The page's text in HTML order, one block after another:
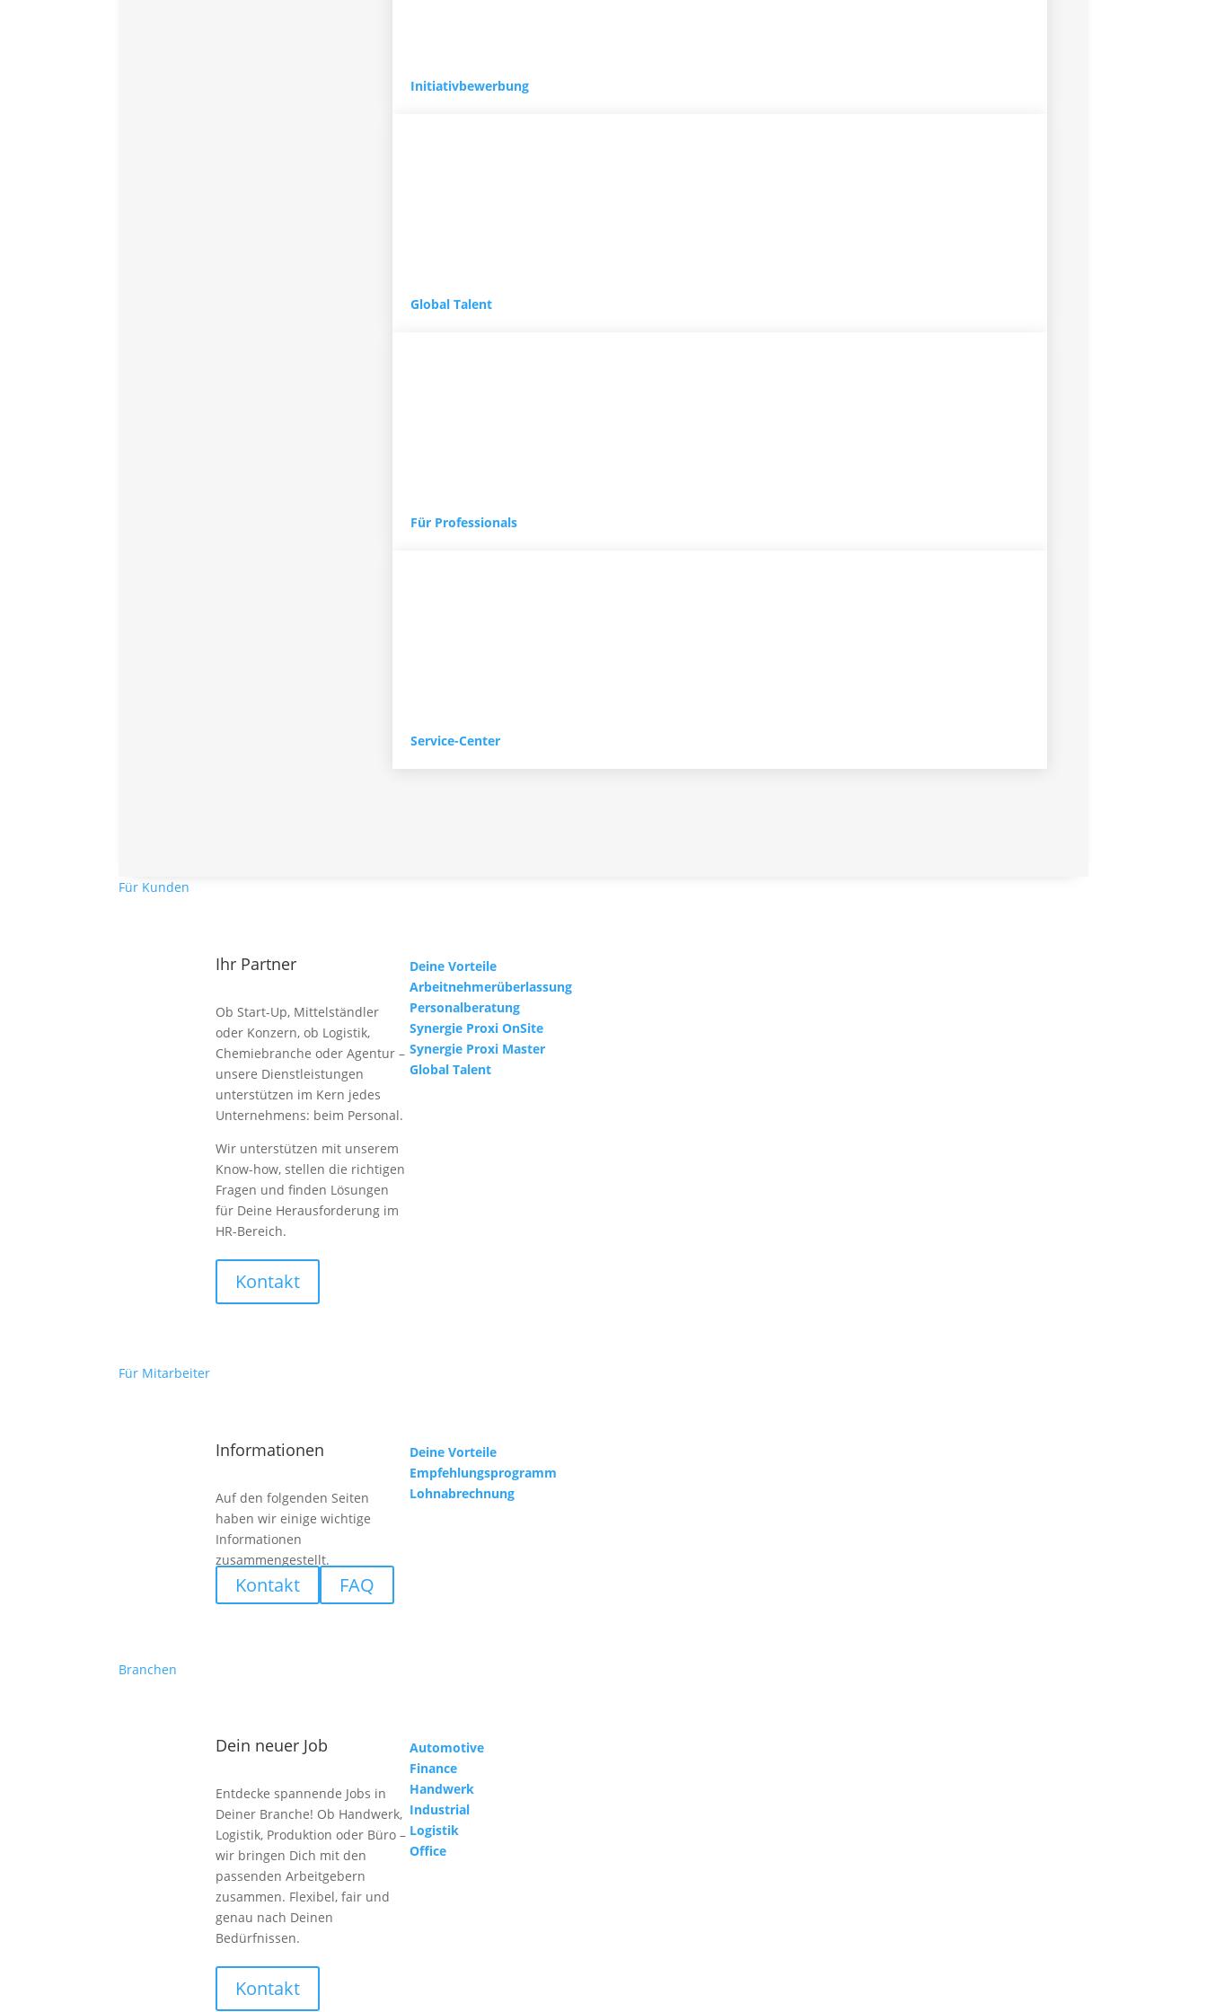
Initiativbewerbung
Global Talent
Für Professionals
Service-Center
Für Kunden
Ihr Partner
Ob Start-Up, Mittelständler
oder Konzern, ob Logistik,
Chemiebranche oder Agentur –
unsere Dienstleistungen
unterstützen im Kern jedes
Unternehmens: beim Personal.
Wir unterstützen mit unserem
Know-how, stellen die richtigen
Fragen und finden Lösungen
für Deine Herausforderung im
HR-Bereich.
Kontakt
Deine Vorteile
Arbeitnehmerüberlassung
Personalberatung
Synergie Proxi OnSite
Synergie Proxi Master
Global Talent
Für Mitarbeiter
Informationen
Auf den folgenden Seiten
haben wir einige wichtige
Informationen
zusammengestellt.
Kontakt FAQ
Deine Vorteile
Empfehlungsprogramm
Lohnabrechnung
Branchen
Dein neuer Job
Entdecke spannende Jobs in
Deiner Branche! Ob Handwerk,
Logistik, Produktion oder Büro –
wir bringen Dich mit den
passenden Arbeitgebern
zusammen. Flexibel, fair und
genau nach Deinen
Bedürfnissen.
Kontakt
Automotive
Finance
Handwerk
Industrial
Logistik
Office
Gabelstaplerfahrer (m/w/d)